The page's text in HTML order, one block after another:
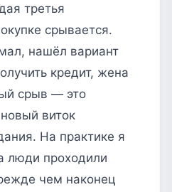
третья
срывается.
нашёл вариант
кредит, жена
срыв — это
виток
На практике я
люди проходили
чем наконец